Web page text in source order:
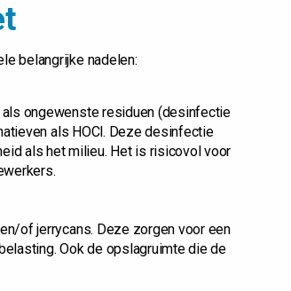
belangrijke nadelen:
ongewenste residuen (desinfectie
als HOCl. Deze desinfectie
als het milieu. Het is risicovol voor
of jerrycans. Deze zorgen voor een
Ook de opslagruimte die de